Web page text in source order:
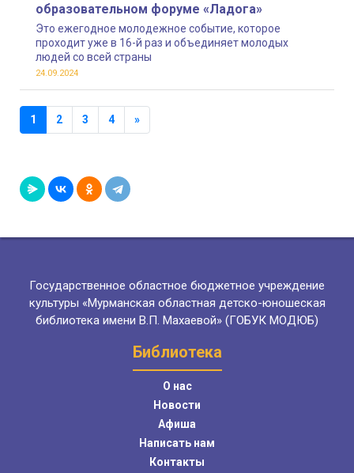
образовательном форуме «Ладога»
Это ежегодное молодежное событие, которое
проходит уже в 16-й раз и объединяет молодых
людей со всей страны
24.09.2024
1 2 3 4 »
Государственное областное бюджетное учреждение
культуры «Мурманская областная детско-юношеская
библиотека имени В.П. Махаевой» (ГОБУК МОДЮБ)
Библиотека
О нас
Новости
Афиша
Написать нам
Контакты